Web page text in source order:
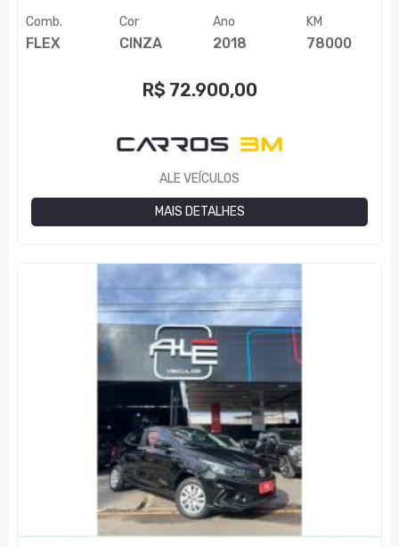
Comb.
FLEX
Cor
CINZA
Ano
2018
KM
78000
R$ 72.900,00
ALE VEÍCULOS
MAIS DETALHES